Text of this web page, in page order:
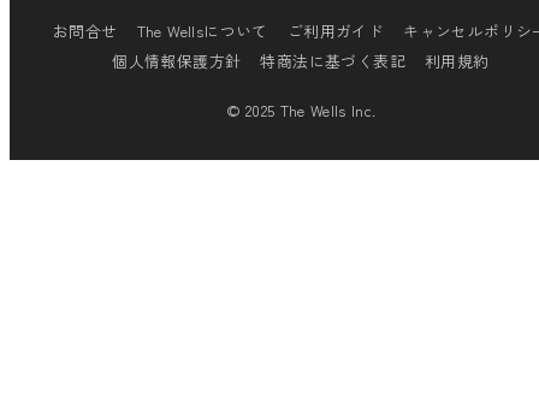
お問合せ The Wellsについて ご利用ガイド
キャンセルポリシ
個人情報保護方針
特商法に基づく表記 利用規約
© 2025 The Wells Inc.